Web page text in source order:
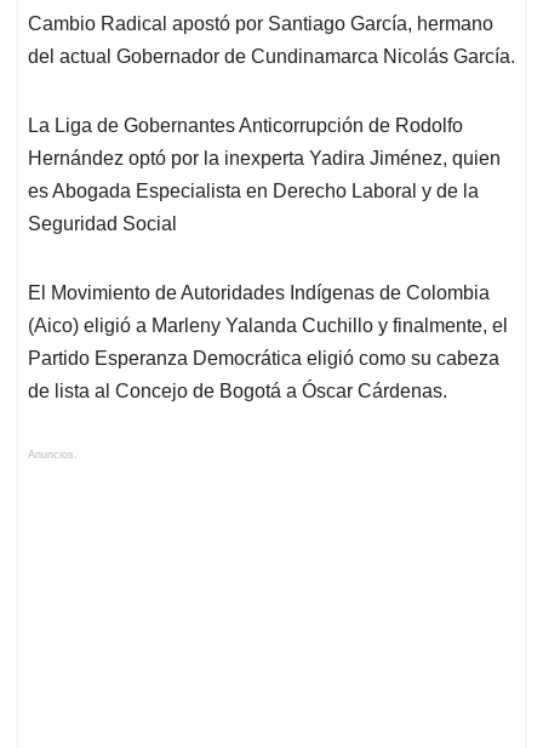
Cambio Radical apostó por Santiago García, hermano
del actual Gobernador de Cundinamarca Nicolás García.
La Liga de Gobernantes Anticorrupción de Rodolfo
Hernández optó por la inexperta Yadira Jiménez, quien
es Abogada Especialista en Derecho Laboral y de la
Seguridad Social
El Movimiento de Autoridades Indígenas de Colombia
(Aico) eligió a Marleny Yalanda Cuchillo y finalmente, el
Partido Esperanza Democrática eligió como su cabeza
de lista al Concejo de Bogotá a Óscar Cárdenas.
Anuncios.